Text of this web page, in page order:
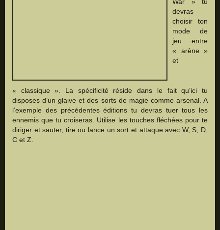
devras
choisir ton
mode de
jeu entre
« arène »
et
« classique ». La spécificité réside dans le fait qu’ici tu
disposes d’un glaive et des sorts de magie comme arsenal. A
l’exemple des précédentes éditions tu devras tuer tous les
ennemis que tu croiseras. Utilise les touches fléchées pour te
diriger et sauter, tire ou lance un sort et attaque avec W, S, D,
C et Z.